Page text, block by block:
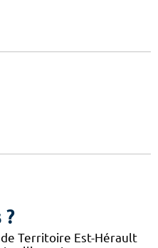
?
Territoire Est-Hérault